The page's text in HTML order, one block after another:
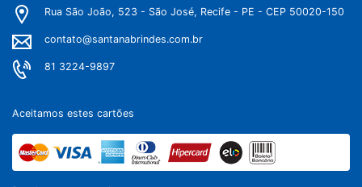
Rua São João, 523 - São José, Recife - PE - CEP 50020-150
contato@santanabrindes.com.br
81 3224-9897
Aceitamos estes cartões